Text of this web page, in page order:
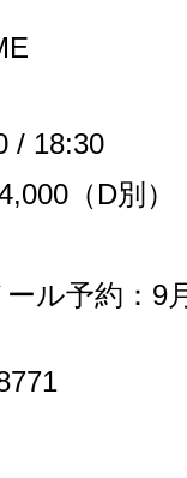
/ 18:30
,000 （D別）
ール予約： 9